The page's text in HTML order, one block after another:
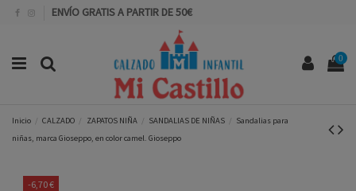
ENVÍO GRATIS A PARTIR DE 50€
0
Inicio CALZADO ZAPATOS NIÑA SANDALIAS DE NIÑAS
Sandalias para
niñas, marca Gioseppo, en color camel. Gioseppo
-6,70 €